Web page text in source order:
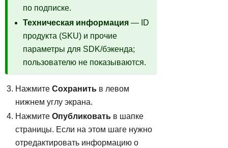
по подписке.
Техническая информация — ID
продукта (SKU) и прочие
параметры для SDK/бэкенда;
пользователю не показываются.
Нажмите Сохранить в левом
нижнем углу экрана.
Нажмите Опубликовать в шапке
страницы. Если на этом шаге нужно
отредактировать информацию о